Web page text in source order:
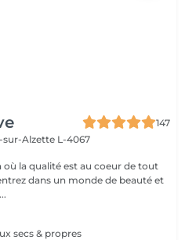
147
sur-Alzette L-4067
où la qualité est au coeur de tout
dans un monde de beauté et
secs & propres